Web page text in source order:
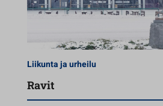
Liikunta ja urheilu
Ravit